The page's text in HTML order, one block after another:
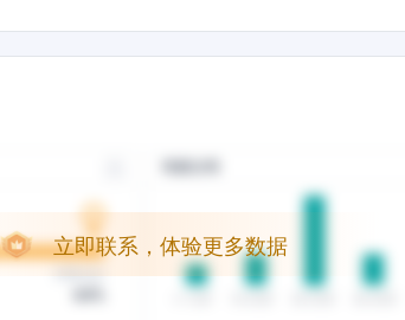
立即联系，体验更多数据